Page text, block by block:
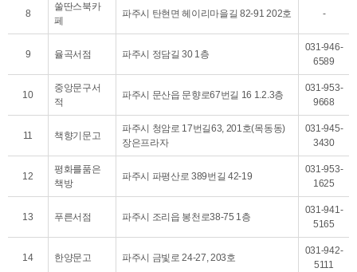
8
쑬딴스북카
페
파주시 탄현면 헤이리마을길 82-91 202호 -
9 율곡서점 파주시 정담길 30 1층
031-946-
6589
10
중앙문구서
적
파주시 문산읍 문향로67번길 16 1.2.3층
031-953-
9668
11 책향기문고
파주시 청암로 17번길63, 201호(목동동)
장은프라자
031-945-
3430
12
평화를품은
책방
파주시 파평산로 389번길 42-19
031-953-
1625
13 푸른서점 파주시 조리읍 봉천로38-75 1층
031-941-
5165
14 한양문고 파주시 금빛로 24-27, 203호
031-942-
5111